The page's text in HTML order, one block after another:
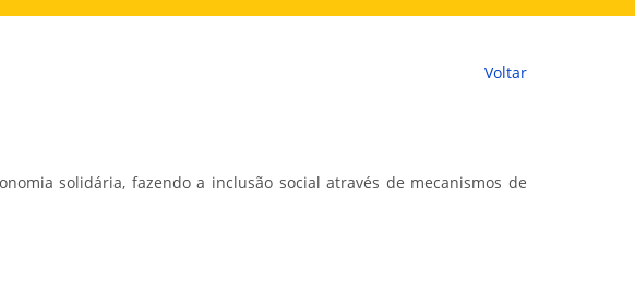
Voltar
solidária, fazendo a inclusão social através de mecanismos de